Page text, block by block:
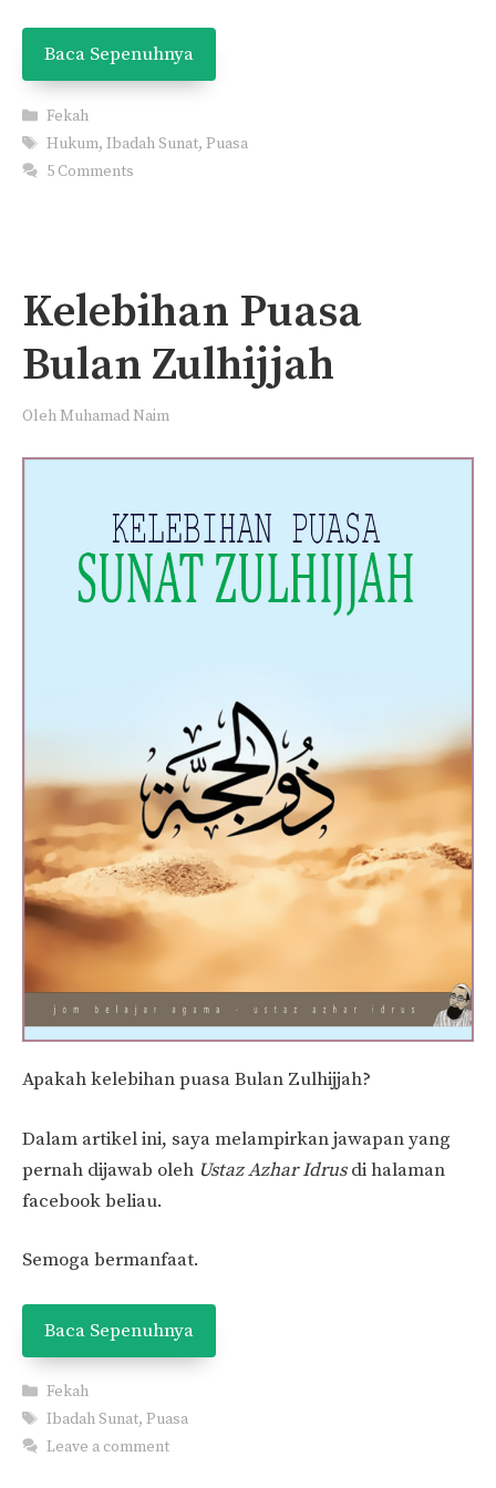
Baca Sepenuhnya
Categories
Fekah
Tags
Hukum,Ibadah Sunat,Puasa
5 Comments
Kelebihan Puasa
Bulan Zulhijjah
OlehMuhamad Naim
Apakah kelebihan puasa Bulan Zulhijjah?
Dalam artikel ini, saya melampirkan jawapan yang
pernah dijawab oleh Ustaz Azhar Idrusdi halaman
facebook beliau.
Semoga bermanfaat.
Baca Sepenuhnya
Categories
Fekah
Tags
Ibadah Sunat,Puasa
Leave a comment